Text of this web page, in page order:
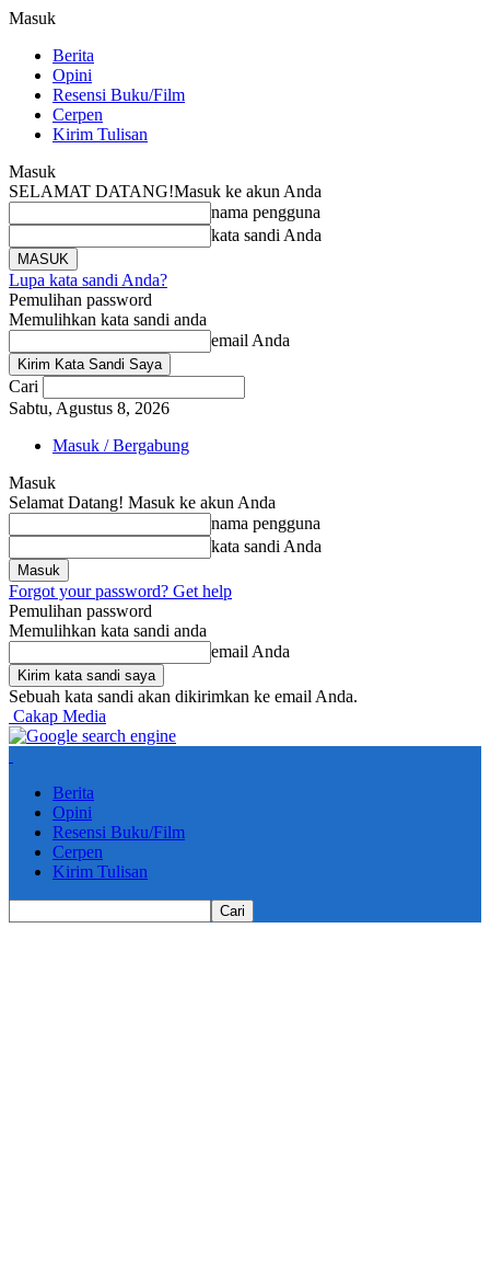
Masuk
Berita
Opini
Resensi Buku/Film
Cerpen
Kirim Tulisan
Masuk
SELAMAT DATANG!Masuk ke akun Anda
nama pengguna
kata sandi Anda
Lupa kata sandi Anda?
Pemulihan password
Memulihkan kata sandi anda
email Anda
Cari
Sabtu, Agustus 8, 2026
Masuk / Bergabung
Masuk
Selamat Datang! Masuk ke akun Anda
nama pengguna
kata sandi Anda
Forgot your password? Get help
Pemulihan password
Memulihkan kata sandi anda
email Anda
Sebuah kata sandi akan dikirimkan ke email Anda.
Cakap Media
Berita
Opini
Resensi Buku/Film
Cerpen
Kirim Tulisan